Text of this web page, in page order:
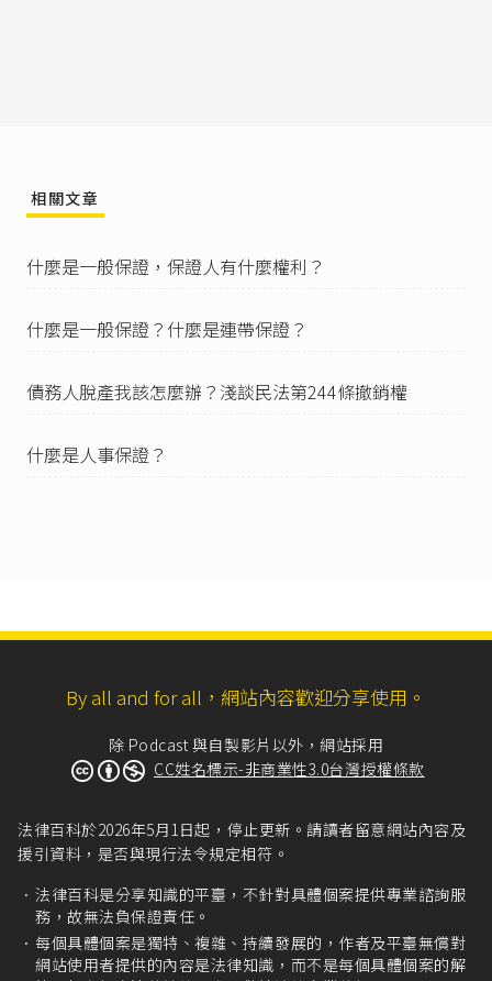
民法第739條之1
民法第746條第1款：「有下列各款情形之一者，
條之權利。」
一者，保證人不得主張前條之權利：……
民法第752條
民法第753條：「
其期限內，向主債務人為審判上之請求。
求者，保證人免其責任。」
民法第754條
人得隨時通知債權人終止保證契約。
II 前項情形，保證人對於通知到達債權人後所發生
民法第304條第2項：「由第三人就債權所為之擔
保，除該第三人對於債務之承擔已為承認外，因
債務之承擔而消滅。」
相關文章
什麼是一般保證，保證人有什麼權利？
什麼是一般保證？什麼是連帶保證？
債務人脫產我該怎麼辦？淺談民法第244條撤銷權
什麼是人事保證？
By all and for all，網站內容歡迎分享使用。
除 Podcast 與自製影片以外，網站採用
CC姓名標示-非商業性3.0台灣授權條款
法律百科於2026年5月1日起，停止更新。請讀者留意網站內容及
援引資料，是否與現行法令規定相符。
法律百科是分享知識的平臺，不針對具體個案提供專業諮詢服
務，故無法負保證責任。
每個具體個案是獨特、複雜、持續發展的，作者及平臺無償對
網站使用者提供的內容是法律知識，而不是每個具體個案的解